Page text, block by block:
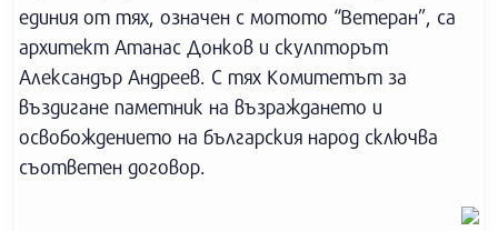
единия от тях, означен с мотото “Ветеран”, са
архитект Атанас Донков и скулпторът
Александър Андреев. С тях Комитетът за
въздигане паметник на възраждането и
освобождението на българския народ сключва
съответен договор.